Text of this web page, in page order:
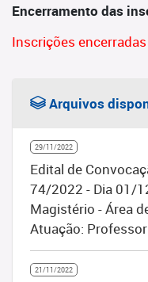
Encerramento das
Inscrições encerradas
Arquivos
29/11/2022
Edital de
74/2022 - Dia 01/
Magistério - Área
Atuação:
21/11/2022